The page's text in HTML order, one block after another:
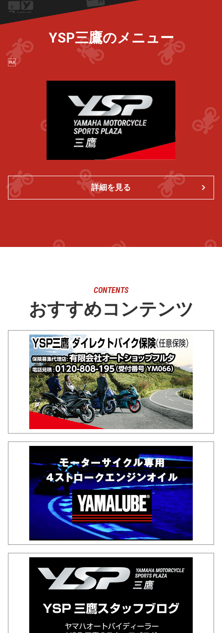
YSP三鷹のメニュー

詳細を見る
CONTENTS
おすすめコンテンツ